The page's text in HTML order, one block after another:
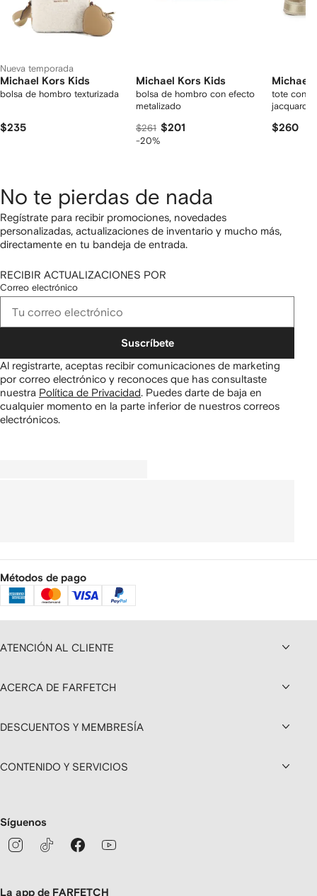
Nueva temporada
Michael Kors Kids
bolsa de hombro texturizada
$235
Michael Kors Kids
bolsa de hombro con efecto
metalizado
$261 $201
-20%
Michael
tote con
jacquard
$260
No te pierdas de nada
Regístrate para recibir promociones, novedades
personalizadas, actualizaciones de inventario y mucho más,
directamente en tu bandeja de entrada.
RECIBIR ACTUALIZACIONES POR
Correo electrónico
Suscríbete
Al registrarte, aceptas recibir comunicaciones de marketing
por correo electrónico y reconoces que has consultaste
nuestra Política de Privacidad. Puedes darte de baja en
cualquier momento en la parte inferior de nuestros correos
electrónicos.
Métodos de pago
ATENCIÓN AL CLIENTE
ACERCA DE FARFETCH
DESCUENTOS Y MEMBRESÍA
CONTENIDO Y SERVICIOS
Síguenos
La app de FARFETCH